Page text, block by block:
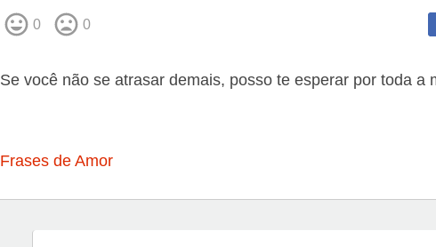
0 0
Se você não se atrasar demais, posso te esperar por toda a
Frases de Amor